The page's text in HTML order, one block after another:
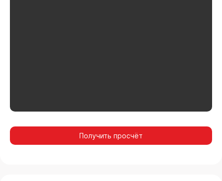
Получить просчёт